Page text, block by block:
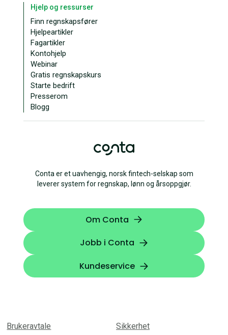
Conta er et uavhengig, norsk fintech-selskap som
leverer system for regnskap, lønn og årsoppgjør.
Om Conta
Jobb i Conta
Kundeservice
Hjelp og ressurser
Finn regnskapsfører
Hjelpeartikler
Fagartikler
Kontohjelp
Webinar
Gratis regnskapskurs
Starte bedrift
Presserom
Blogg
Brukeravtale Sikkerhet